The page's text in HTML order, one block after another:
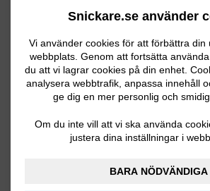
Snickare.se använder
Vi använder cookies för att förbättra din
webbplats. Genom att fortsätta
du att vi lagrar cookies på din enhet.
analysera webbtrafik, anpassa innehåll
ge dig en mer personlig och
Om du inte vill att vi ska använda
justera dina inställningar i
BARA NÖDVÄNDIGA
Välj kommun
Arboga
Fagersta
Hallstahammar